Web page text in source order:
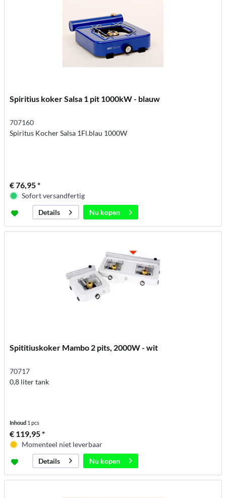
Spiritius koker Salsa 1 pit 1000kW - blauw
707160
Spiritus Kocher Salsa 1Fl.blau 1000W
€ 76,95 *
Sofort versandfertig
Details
Nu kopen
Spititiuskoker Mambo 2 pits, 2000W - wit
70717
0,8 liter tank
Inhoud 1 pcs
€ 119,95 *
Momenteel niet leverbaar
Details
Nu kopen